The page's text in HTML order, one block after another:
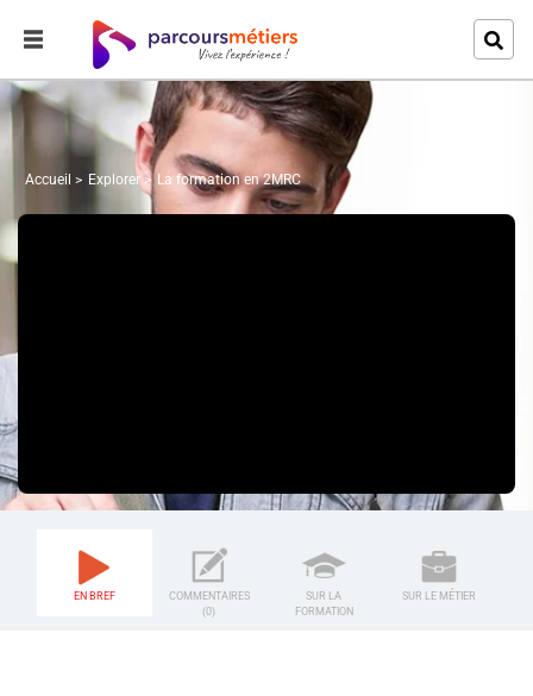
Accueil Explorer La formation en 2MRC
EN BREF
COMMENTAIRES
(0)
SUR LA
FORMATION
SUR LE MÉTIER